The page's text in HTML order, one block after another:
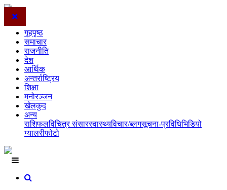
गृहपृष्ठ
समाचार
राजनीति
देश
आर्थिक
अन्तर्राष्ट्रिय
शिक्षा
मनोरञ्जन
खेलकुद
अन्य
राशिफलविचित्र संसारस्वास्थ्यविचार/ब्लगसूचना-प्रविधिभिडियो
ग्यालरीफोटो